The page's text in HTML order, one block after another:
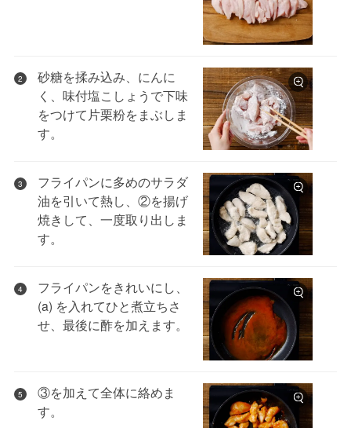
2
砂糖を揉み込み、にんに
く、味付塩こしょうで下味
をつけて片栗粉をまぶしま
す。
3
フライパンに多めのサラダ
油を引いて熱し、②を揚げ
焼きして、一度取り出しま
す。
4
フライパンをきれいにし、
(a) を入れてひと煮立ちさ
せ、最後に酢を加えます。
5
③を加えて全体に絡めま
す。